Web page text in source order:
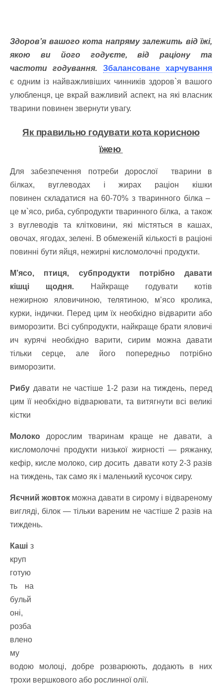
Здоров’я вашого кота напряму залежить від їжі,
якою ви його годуєте, від раціону та
частоти годування.
Збалансоване харчування
є одним із найважливіших чинників здоров`я вашого
улюбленця, це вкрай важливий аспект, на які власник
тварини повинен звернути увагу.
Як правильно годувати кота корисною
їжею
Для забезпечення потреби дорослої тварини в
білках, вуглеводах і жирах раціон кішки
повинен складатися на 60-70% з тваринного білка –
це м`ясо, риба, субпродукти тваринного білка, а також
з вуглеводів та клітковини, які містяться в кашах,
овочах, ягодах, зелені. В обмеженій кількості в раціоні
повинні бути яйця, нежирні кисломолочні продукти.
М’ясо, птиця, субпродукти потрібно давати
кішці щодня. Найкраще годувати котів
нежирною яловичиною, телятиною, м’ясо кролика,
курки, індички. Перед цим їх необхідно відварити або
виморозити. Всі субпродукти, найкраще брати яловичі
ич курячі необхідно варити, сирим можна давати
тільки серце, але його попередньо потрібно
виморозити.
Рибу давати не частіше 1-2 рази на тиждень, перед
цим її необхідно відварювати, та витягнути всі великі
кістки
Молоко дорослим тваринам краще не давати, а
кисломолочні продукти низької жирності — ряжанку,
кефір, кисле молоко, сир досить давати коту 2-3 разів
на тиждень, так само як і маленький кусочок сиру.
Яєчний жовток можна давати в сирому і відвареному
вигляді, білок — тільки вареним не частіше 2 разів на
тиждень.
Каші з
круп
готую
ть на
бульй
оні,
розба
влено
му
водою молоці, добре розварюють, додають в них
трохи вершкового або рослинної олії.